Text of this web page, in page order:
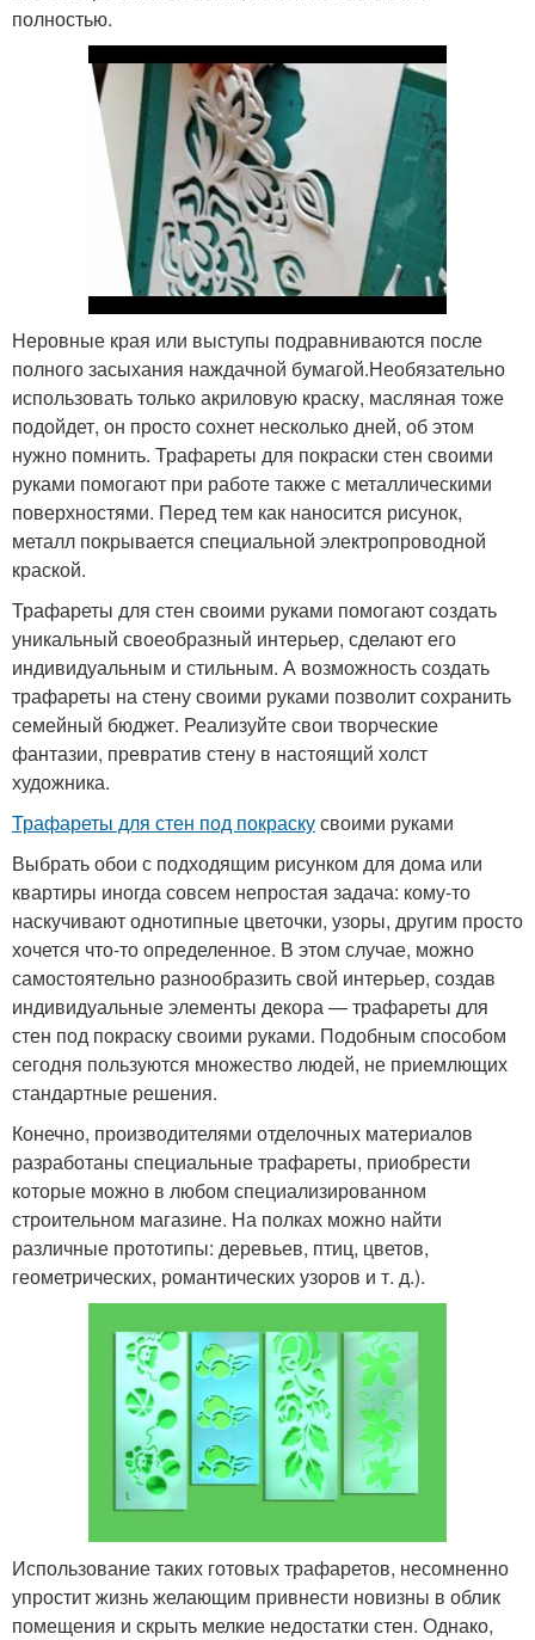
полностью.
Неровные края или выступы подравниваются после
полного засыхания наждачной бумагой.Необязательно
использовать только акриловую краску, масляная тоже
подойдет, он просто сохнет несколько дней, об этом
нужно помнить. Трафареты для покраски стен своими
руками помогают при работе также с металлическими
поверхностями. Перед тем как наносится рисунок,
металл покрывается специальной электропроводной
краской.
Трафареты для стен своими руками помогают создать
уникальный своеобразный интерьер, сделают его
индивидуальным и стильным. А возможность создать
трафареты на стену своими руками позволит сохранить
семейный бюджет. Реализуйте свои творческие
фантазии, превратив стену в настоящий холст
художника.
Трафареты для стен под покраскусвоими руками
Выбрать обои с подходящим рисунком для дома или
квартиры иногда совсем непростая задача: кому-то
наскучивают однотипные цветочки, узоры, другим просто
хочется что-то определенное. В этом случае, можно
самостоятельно разнообразить свой интерьер, создав
индивидуальные элементы декора — трафареты для
стен под покраску своими руками. Подобным способом
сегодня пользуются множество людей, не приемлющих
стандартные решения.
Конечно, производителями отделочных материалов
разработаны специальные трафареты, приобрести
которые можно в любом специализированном
строительном магазине. На полках можно найти
различные прототипы: деревьев, птиц, цветов,
геометрических, романтических узоров и т. д.).
Использование таких готовых трафаретов, несомненно
упростит жизнь желающим привнести новизны в облик
помещения и скрыть мелкие недостатки стен. Однако,